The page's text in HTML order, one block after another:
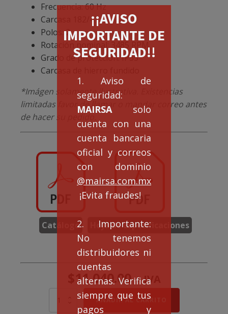
¡¡AVISO
IMPORTANTE DE
SEGURIDAD!!
1. Aviso de
seguridad:
MAIRSA solo
cuenta con una
cuenta bancaria
oficial y correos
con dominio
@mairsa.com.mx
¡Evita fraudes!
2. Importante:
No tenemos
distribuidores ni
cuentas
alternas. Verifica
siempre que tus
pagos y
Frecuencia: 60 Hz
Carcasa 182/4T
Polos: 2
Rotación nominal: 3485 RPM
Grado de protección: IP55
Carcasa de hierro fundido
*Imágen solamente ilustrativa. Existencias
limitadas favor de llamar o mandar correo antes
de hacer su pedido.
Catálogo Hoja de Especificaciones
11,040.00 + IVA
ELÉCTRICO
AÑADIR AL CARRITO